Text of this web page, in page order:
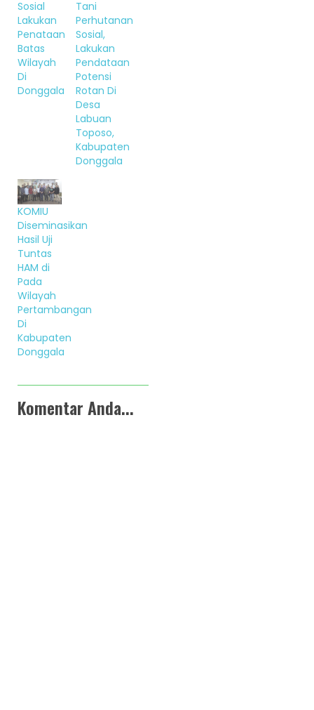
Sosial
Lakukan
Penataan
Batas
Wilayah
Di
Donggala
Tani
Perhutanan
Sosial,
Lakukan
Pendataan
Potensi
Rotan Di
Desa
Labuan
Toposo,
Kabupaten
Donggala
KOMIU
Diseminasikan
Hasil Uji
Tuntas
HAM di
Pada
Wilayah
Pertambangan
Di
Kabupaten
Donggala
Komentar Anda...